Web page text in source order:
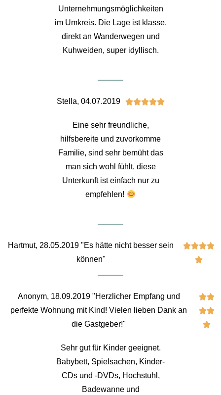
Unternehmungsmöglichkeiten
im Umkreis. Die Lage ist klasse,
direkt an Wanderwegen und
Kuhweiden, super idyllisch.
Stella, 04.07.2019 
Eine sehr freundliche,
hilfsbereite und zuvorkomme
Familie, sind sehr bemüht das
man sich wohl fühlt, diese
Unterkunft ist einfach nur zu
empfehlen!
Hartmut, 28.05.2019 "Es hätte nicht besser sein
können"


Anonym, 18.09.2019 "Herzlicher Empfang und
perfekte Wohnung mit Kind! Vielen lieben Dank an
die Gastgeber!"



Sehr gut für Kinder geeignet.
Babybett, Spielsachen, Kinder-
CDs und -DVDs, Hochstuhl,
Badewanne und